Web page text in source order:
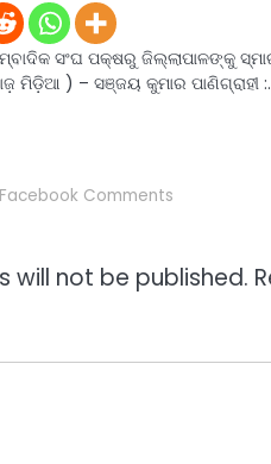
ସଂଘ ପକ୍ଷରୁ ଜିଲ୍ଲାପାଳଙ୍କୁ
ମିଡ଼ିଆ ) – ସଞ୍ଜୟ କୁମାର ପାଣିଗ୍ରାହୀ
Facebook Comments
will not be published.